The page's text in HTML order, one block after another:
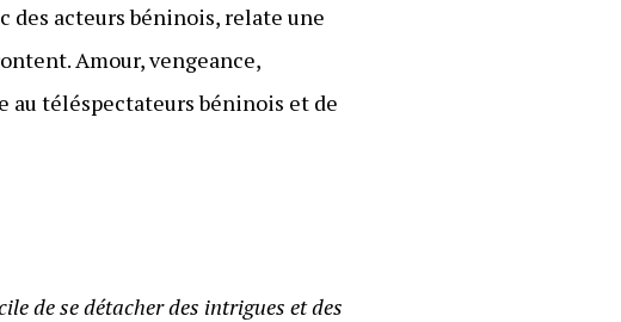
des acteurs béninois, relate une
Amour, vengeance,
au téléspectateurs béninois et de
de se détacher des intrigues et des